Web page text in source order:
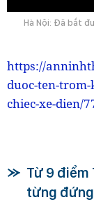
Hà Nội: Đã bắt
https://
duoc-ten-trom-
chiec-xe-dien/
Từ 9 điểm
từng